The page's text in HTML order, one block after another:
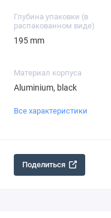
Глубина упаковки (в
распакованном виде)
195 mm
Материал корпуса
Aluminium, black
Все характеристики
Поделиться